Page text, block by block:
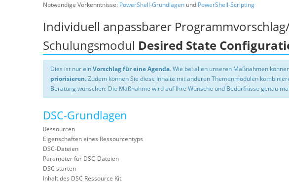
Notwendige Vorkenntnisse: PowerShell-Grundlagen und PowerShell-Scripting
Individuell anpassbarer
Schulungsmodul Desired State
Dies ist nur einVorschlag für eine Agenda. Wie bei allen unseren Maßnahmen
priorisieren. Zudem können Sie diese Inhalte mit anderen Themenmodulen
Beratung wünschen: Die Maßnahme wird auf Ihre Wünsche und Bedürfnisse genau
DSC-Grundlagen
Ressourcen
Eigenschaften eines Ressourcentyps
DSC-Dateien
Parameter für DSC-Dateien
DSC starten
Inhalt des DSC Ressource Kit